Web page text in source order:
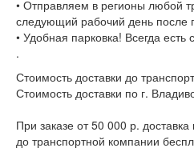
• Отправляем в регионы любой
следующий рабочий день после
• Удобная парковка! Всегда есть
.
Стоимость доставки до
Стоимость доставки по г.
При заказе от 50 000 р.
до транспортной компании